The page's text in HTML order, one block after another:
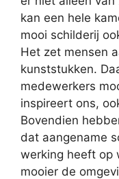
kan een hele
mooi schilderij
Het zet mensen
kunststukken.
medewerkers
inspireert ons,
Bovendien
dat aangename
werking heeft op
mooier de